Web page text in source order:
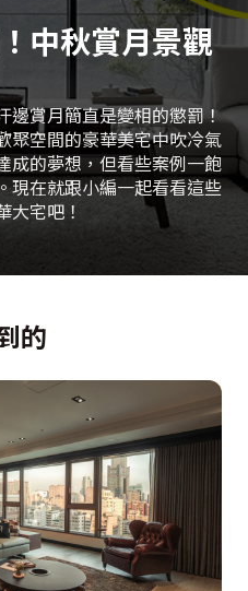
中秋賞月景觀
邊賞月簡直是變相的懲罰！
聚空間的豪華美宅中吹冷氣
成的夢想，但看些案例一飽
現在就跟小編一起看看這些
大宅吧！
的